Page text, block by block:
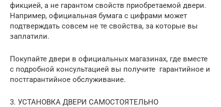
фикцией, а не гарантом свойств приобретаемой двери.
Например, официальная бумага с цифрами может
подтверждать совсем не те свойства, за которые вы
заплатили.
Покупайте двери в официальных магазинах, где вместе
с подробной консультацией вы получите гарантийное и
постгарантийное обслуживание.
3. УСТАНОВКА ДВЕРИ САМОСТОЯТЕЛЬНО